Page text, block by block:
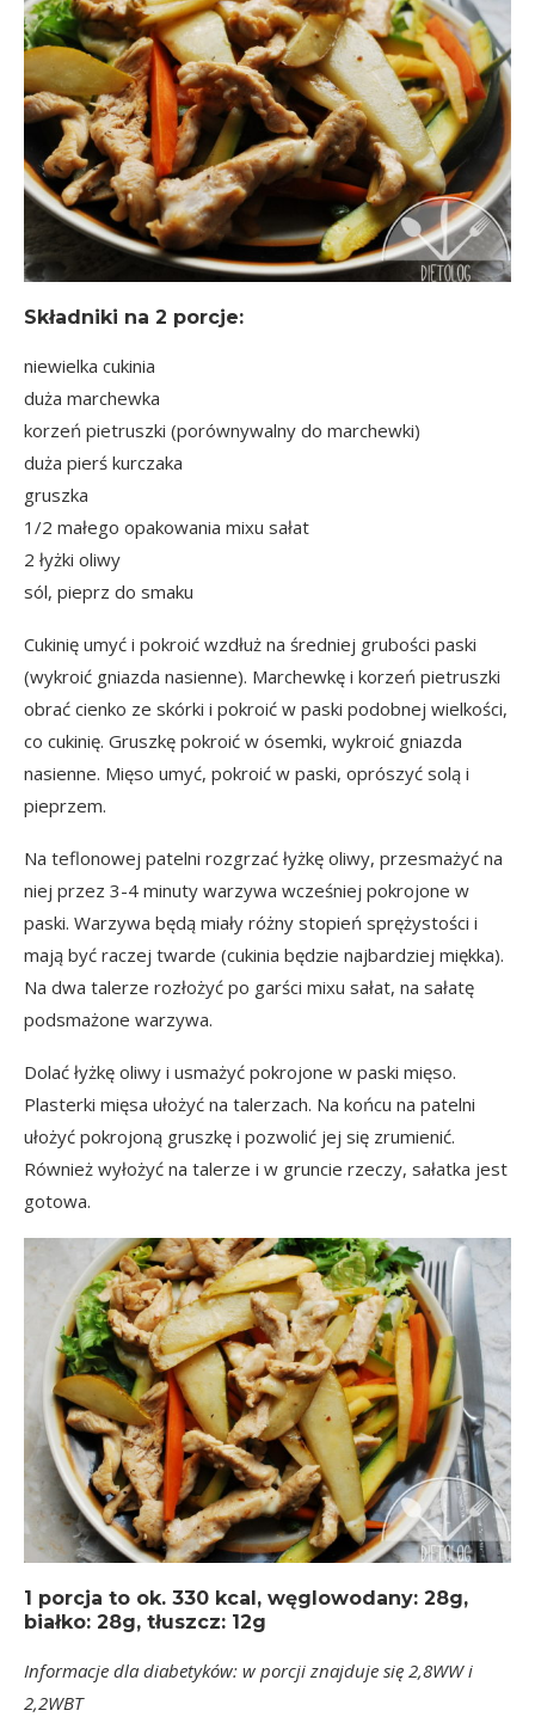
Składniki na 2 porcje:
niewielka cukinia
duża marchewka
korzeń pietruszki (porównywalny do marchewki)
duża pierś kurczaka
gruszka
1/2 małego opakowania mixu sałat
2 łyżki oliwy
sól, pieprz do smaku
Cukinię umyć i pokroić wzdłuż na średniej grubości paski
(wykroić gniazda nasienne). Marchewkę i korzeń pietruszki
obrać cienko ze skórki i pokroić w paski podobnej wielkości,
co cukinię. Gruszkę pokroić w ósemki, wykroić gniazda
nasienne. Mięso umyć, pokroić w paski, oprószyć solą i
pieprzem.
Na teflonowej patelni rozgrzać łyżkę oliwy, przesmażyć na
niej przez 3-4 minuty warzywa wcześniej pokrojone w
paski. Warzywa będą miały różny stopień sprężystości i
mają być raczej twarde (cukinia będzie najbardziej miękka).
Na dwa talerze rozłożyć po garści mixu sałat, na sałatę
podsmażone warzywa.
Dolać łyżkę oliwy i usmażyć pokrojone w paski mięso.
Plasterki mięsa ułożyć na talerzach. Na końcu na patelni
ułożyć pokrojoną gruszkę i pozwolić jej się zrumienić.
Również wyłożyć na talerze i w gruncie rzeczy, sałatka jest
gotowa.
1 porcja to ok. 330 kcal, węglowodany: 28g,
białko: 28g, tłuszcz: 12g
Informacje dla diabetyków: w porcji znajduje się 2,8WW i
2,2WBT